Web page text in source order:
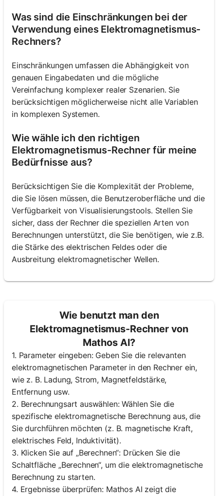
Was sind die Einschränkungen bei der
Verwendung eines Elektromagnetismus-
Rechners?
Einschränkungen umfassen die Abhängigkeit von
genauen Eingabedaten und die mögliche
Vereinfachung komplexer realer Szenarien. Sie
berücksichtigen möglicherweise nicht alle Variablen
in komplexen Systemen.
Wie wähle ich den richtigen
Elektromagnetismus-Rechner für meine
Bedürfnisse aus?
Berücksichtigen Sie die Komplexität der Probleme,
die Sie lösen müssen, die Benutzeroberfläche und die
Verfügbarkeit von Visualisierungstools. Stellen Sie
sicher, dass der Rechner die speziellen Arten von
Berechnungen unterstützt, die Sie benötigen, wie z.B.
die Stärke des elektrischen Feldes oder die
Ausbreitung elektromagnetischer Wellen.
Wie benutzt man den
Elektromagnetismus-Rechner von
Mathos AI?
1. Parameter eingeben: Geben Sie die relevanten
elektromagnetischen Parameter in den Rechner ein,
wie z. B. Ladung, Strom, Magnetfeldstärke,
Entfernung usw.
2. Berechnungsart auswählen: Wählen Sie die
spezifische elektromagnetische Berechnung aus, die
Sie durchführen möchten (z. B. magnetische Kraft,
elektrisches Feld, Induktivität).
3. Klicken Sie auf „Berechnen“: Drücken Sie die
Schaltfläche „Berechnen“, um die elektromagnetische
Berechnung zu starten.
4. Ergebnisse überprüfen: Mathos AI zeigt die